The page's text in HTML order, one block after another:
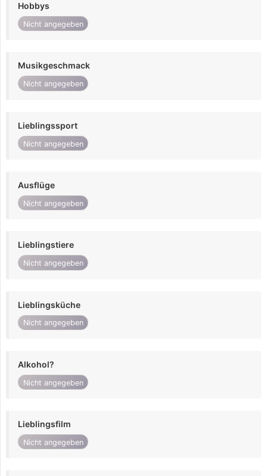
Hobbys
Nicht angegeben
Musikgeschmack
Nicht angegeben
Lieblingssport
Nicht angegeben
Ausflüge
Nicht angegeben
Lieblingstiere
Nicht angegeben
Lieblingsküche
Nicht angegeben
Alkohol?
Nicht angegeben
Lieblingsfilm
Nicht angegeben